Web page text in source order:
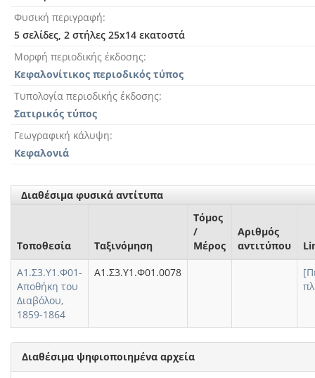
Φυσική περιγραφή
5 σελίδες, 2 στήλες 25x14 εκατοστά
Μορφή περιοδικής έκδοσης
Κεφαλονίτικος περιοδικός τύπος
Τυπολογία περιοδικής έκδοσης
Σατιρικός τύπος
Γεωγραφική κάλυψη
Κεφαλονιά
Διαθέσιμα φυσικά αντίτυπα
Τοποθεσία Ταξινόμηση
Τόμος
/
Μέρος
Αριθμός
αντιτύπου
Α1.Σ3.Υ1.Φ01-
Αποθήκη του
Διαβόλου,
1859-1864
Α1.Σ3.Υ1.Φ01.0078
Διαθέσιμα ψηφιοποιημένα αρχεία